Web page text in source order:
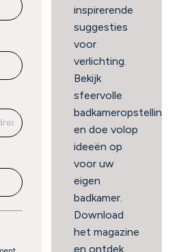
inspirerende
suggesties
voor
verlichting.
Bekijk
sfeervolle
en doe volop
ideeën op
voor uw
eigen
badkamer.
Download
het magazine
en ontdek